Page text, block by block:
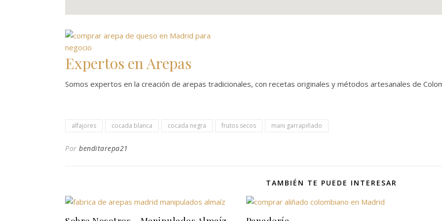
Expertos en Arepas
Somos expertos en la creación de arepas tradicionales, con recetas originales y métodos artesanales de
alfajores cocada blanca cocada negra frutos secos mani garrapiñado
Por benditarepa21
TAMBIÉN TE PUEDE INTERESAR